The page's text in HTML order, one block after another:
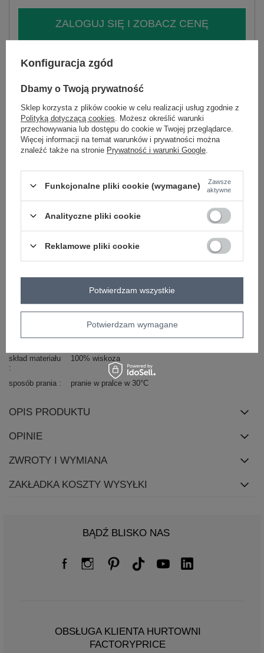
ZALOGUJ SIĘ I ZOBACZ CENĘ
Zadzwoń
+48 601 547 740
sposób prania : pranie w pralce w 30°C
Kod produktu
LK-SK-509813.95
Marka
LAKERTA
elegancki
dominujący
gładki
materiał
wiskoza
długi rękaw
dekolt
kołnierzyk
skład materiału 100% wiskoza
sposób prania pranie w pralce w 30°C
OPIS PRODUKTU
OPINIE
ZWROTY I WYMIANA
ZAKŁADKA KOSZTY WYSYŁKI
BĄDŹ BLISKO NAS
OBSŁUGA KLIENTA HURTOWNI
FACTORYPRICE
Konfiguracja zgód
Dbamy o Twoją prywatność
Sklep korzysta z plików cookie w celu realizacji usług zgodnie z
Polityką dotyczącą cookies . Możesz określić warunki
przechowywania lub dostępu do cookie w Twojej przeglądarce.
Więcej informacji na temat warunków i prywatności można
znaleźć także na stronie Prywatność i warunki Google
Funkcjonalne pliki cookie (wymagane)
Zawsze
aktywne
Analityczne pliki cookie
Reklamowe pliki cookie
Potwierdzam wymagane
Potwierdzam wszystkie